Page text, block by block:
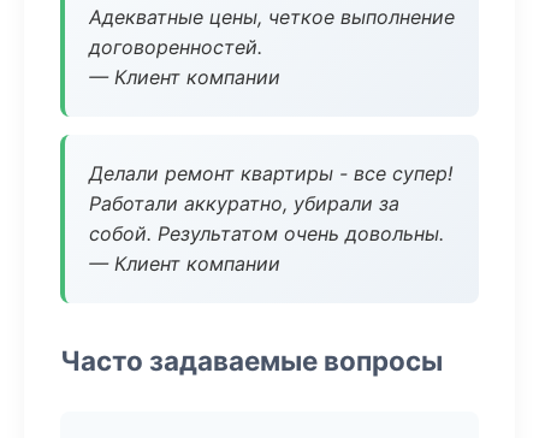
Адекватные цены, четкое выполнение
договоренностей.
— Клиент компании
Делали ремонт квартиры - все супер!
Работали аккуратно, убирали за
собой. Результатом очень довольны.
— Клиент компании
Часто задаваемые вопросы